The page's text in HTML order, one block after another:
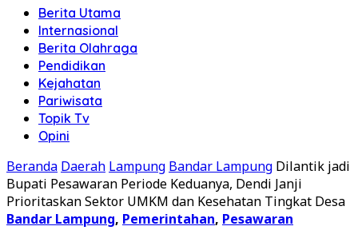
Berita Utama
Internasional
Berita Olahraga
Pendidikan
Kejahatan
Pariwisata
Topik Tv
Opini
Beranda Daerah Lampung Bandar Lampung Dilantik jadi
Bupati Pesawaran Periode Keduanya, Dendi Janji
Prioritaskan Sektor UMKM dan Kesehatan Tingkat Desa
Bandar Lampung, Pemerintahan, Pesawaran